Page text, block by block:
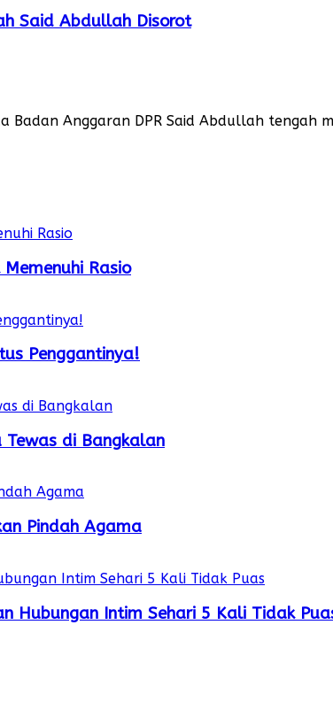
Said Abdullah Disorot
Badan Anggaran DPR Said Abdullah
Rasio
Penggantinya!
Tewas di Bangkalan
Pindah Agama
Hubungan Intim Sehari 5 Kali Tidak